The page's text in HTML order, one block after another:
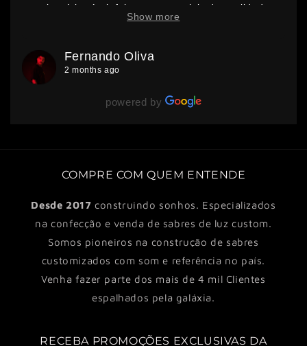
sabre é incrível, feito com materiais de qualidade
e repleto de detalhes. Escolhi a versão Neopixel,
sonoros são sensacionais! Parabéns pelo
excelente atendimento e produto. Nota 10/10!
Show more
Fernando Oliva
2 months ago
powered by
COMPRE COM QUEM ENTENDE
Desde 2017 construindo sonhos. Especializados
na confecção e venda de sabres de luz custom.
Somos pioneiros na construção de sabres
customizados com som e referência no país.
Venha fazer parte dos mais de 4 mil Clientes
espalhados pela galáxia.
RECEBA PROMOÇÕES EXCLUSIVAS DA